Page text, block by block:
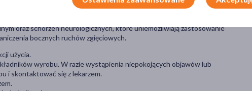
oraz schorzeń neurologicznych, które uniemożliwiają zastosowanie
bocznych ruchów zgięciowych.
użycia.
wyrobu. W razie wystąpienia niepokojących objawów lub
i skontaktować się z lekarzem.